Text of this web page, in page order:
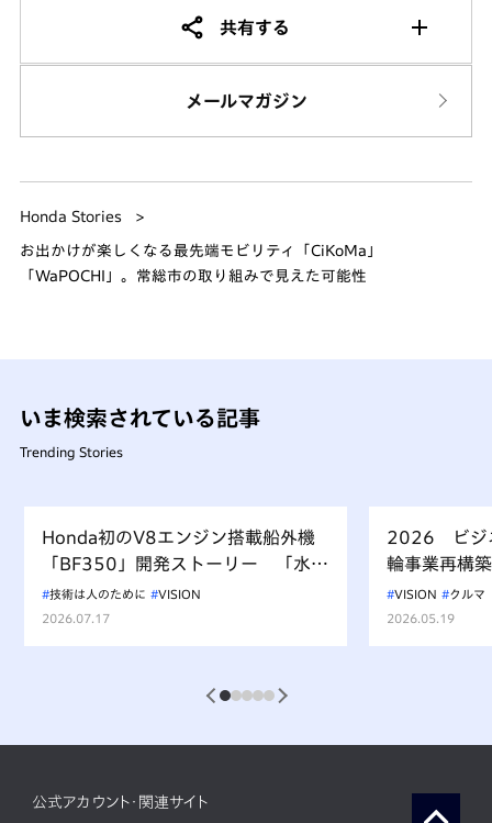
共有する
メールマガジン
Honda Stories
お出かけが楽しくなる最先端モビリティ「CiKoMa」
「WaPOCHI」。常総市の取り組みで見えた可能性
いま検索されている記事
Trending Stories
Honda初のV8エンジン搭載船外機
「BF350」開発ストーリー 「水上
を走るもの、水を汚すべからず」を
受け継ぐ挑戦
技術は人のために
VISION
2026.07.17
2026 ビジ
輪事業再構
VISION
クルマ
2026.05.19
1 2 3 4 5
公式アカウント・関連サイト